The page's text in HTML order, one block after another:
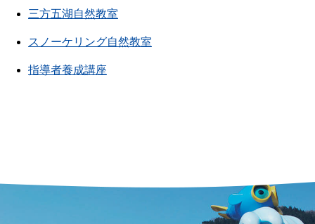
三方五湖自然教室
スノーケリング自然教室
指導者養成講座